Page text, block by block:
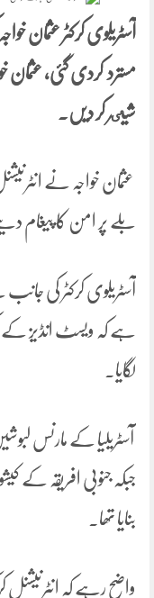
آسٹریلوی کرکٹر عثمان
مسترد کردی گئی، عثمان
شیٸر کر دیں۔
عثمان خواجہ نے
بلے پر امن کا پیغام
آسٹریلوی کرکٹر کی جانب
ہے کہ ویسٹ انڈیز کے
لگایا۔
آسٹریلیا کے مارنس
جبکہ جنوبی افریقہ کے
بنایا تھا۔
واضح رہے کہ